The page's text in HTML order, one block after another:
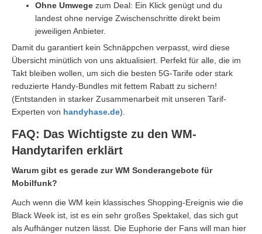
Ohne Umwege zum Deal: Ein Klick genügt und du
landest ohne nervige Zwischenschritte direkt beim
jeweiligen Anbieter.
Damit du garantiert kein Schnäppchen verpasst, wird diese
Übersicht minütlich von uns aktualisiert. Perfekt für alle, die im
Takt bleiben wollen, um sich die besten 5G-Tarife oder stark
reduzierte Handy-Bundles mit fettem Rabatt zu sichern!
(Entstanden in starker Zusammenarbeit mit unseren Tarif-
Experten von handyhase.de).
FAQ: Das Wichtigste zu den WM-
Handytarifen erklärt
Warum gibt es gerade zur WM Sonderangebote für
Mobilfunk?
Auch wenn die WM kein klassisches Shopping-Ereignis wie die
Black Week ist, ist es ein sehr großes Spektakel, das sich gut
als Aufhänger nutzen lässt. Die Euphorie der Fans will man hier